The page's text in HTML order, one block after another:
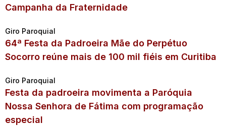
Campanha da Fraternidade
Giro Paroquial
64ª Festa da Padroeira Mãe do Perpétuo
Socorro reúne mais de 100 mil fiéis em Curitiba
Giro Paroquial
Festa da padroeira movimenta a Paróquia
Nossa Senhora de Fátima com programação
especial